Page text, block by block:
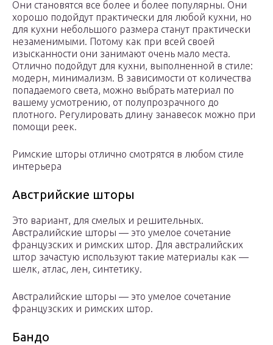
Они становятся все более и более популярны. Они
хорошо подойдут практически для любой кухни, но
для кухни небольшого размера станут практически
незаменимыми. Потому как при всей своей
изысканности они занимают очень мало места.
Отлично подойдут для кухни, выполненной в стиле:
модерн, минимализм. В зависимости от количества
попадаемого света, можно выбрать материал по
вашему усмотрению, от полупрозрачного до
плотного. Регулировать длину занавесок можно при
помощи реек.
Римские шторы отлично смотрятся в любом стиле
интерьера
Австрийские шторы
Это вариант, для смелых и решительных.
Австралийские шторы — это умелое сочетание
французских и римских штор. Для австралийских
штор зачастую используют такие материалы как —
шелк, атлас, лен, синтетику.
Австралийские шторы — это умелое сочетание
французских и римских штор.
Бандо